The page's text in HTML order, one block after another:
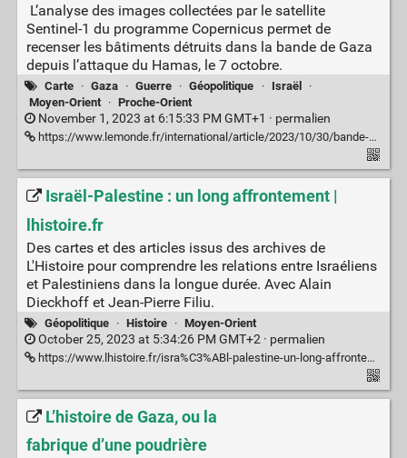
L’analyse des images collectées par le satellite
Sentinel-1 du programme Copernicus permet de
recenser les bâtiments détruits dans la bande de Gaza
depuis l’attaque du Hamas, le 7 octobre.
Carte · Gaza · Guerre · Géopolitique · Israël
·
Moyen-Orient
· Proche-Orient
November 1, 2023 at 6:15:33 PM GMT+1 · permalien
https://www.lemonde.fr/international/article/2023/10/30/bande-de-gaza-la-carte-des-batiments-detruits-dans-l-enclave-apres-l-intensification-des-frappes-par-israel_6197397_3210.html
Israël-Palestine : un long affrontement |
lhistoire.fr
Des cartes et des articles issus des archives de
L'Histoire pour comprendre les relations entre Israéliens
et Palestiniens dans la longue durée. Avec Alain
Dieckhoff et Jean-Pierre Filiu.
Géopolitique · Histoire · Moyen-Orient
October 25, 2023 at 5:34:26 PM GMT+2 · permalien
https://www.lhistoire.fr/isra%C3%ABl-palestine-un-long-affrontement
L’histoire de Gaza, ou la
fabrique d’une poudrière